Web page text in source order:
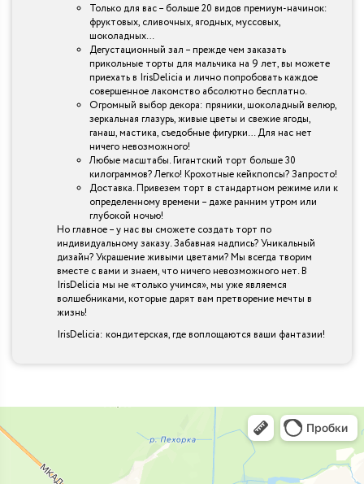
Только для вас – больше 20 видов премиум-начинок:
фруктовых, сливочных, ягодных, муссовых,
шоколадных…
Дегустационный зал – прежде чем заказать
прикольные торты для мальчика на 9 лет, вы можете
приехать в IrisDelicia и лично попробовать каждое
совершенное лакомство абсолютно бесплатно.
Огромный выбор декора: пряники, шоколадный велюр,
зеркальная глазурь, живые цветы и свежие ягоды,
ганаш, мастика, съедобные фигурки… Для нас нет
ничего невозможного!
Любые масштабы. Гигантский торт больше 30
килограммов? Легко! Крохотные кейкпопсы? Запросто!
Доставка. Привезем торт в стандартном режиме или к
определенному времени – даже ранним утром или
глубокой ночью!
Но главное – у нас вы сможете создать торт по
индивидуальному заказу. Забавная надпись? Уникальный
дизайн? Украшение живыми цветами? Мы всегда творим
вместе с вами и знаем, что ничего невозможного нет. В
IrisDelicia мы не «только учимся», мы уже являемся
волшебниками, которые дарят вам претворение мечты в
жизнь!
IrisDelicia: кондитерская, где воплощаются ваши фантазии!